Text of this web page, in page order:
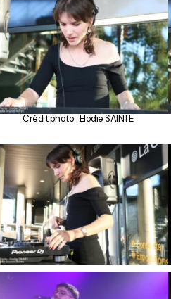
Crédit photo : Elodie SAINTE